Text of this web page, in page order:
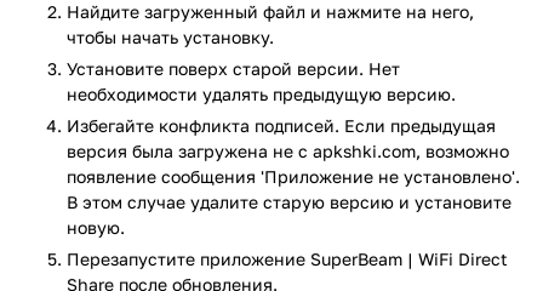
символов, чтобы принять отправку от другого смартфона
необходимо ввести данный ключ в строку на своём
смартфоне. Второй способ — с помощью QR-кода. На
устройстве, которое отправляет будет показан QR-код, для
того, чтобы принять запрос об отправке вы должны
отсканировать этот QR-код. Третий способ — с помощью
системы NFC, здесь нужно чтобы оба телефона находились
спиной к спине, таким образом будет принят запрос об
отправке одного устройства на другое.
Найдите загруженный файл и нажмите на него,
чтобы начать установку.
Установите поверх старой версии. Нет
необходимости удалять предыдущую версию.
Избегайте конфликта подписей. Если предыдущая
версия была загружена не с apkshki.com, возможно
появление сообщения 'Приложение не установлено'.
В этом случае удалите старую версию и установите
новую.
Перезапустите приложениe SuperBeam | WiFi Direct
Share после обновления.